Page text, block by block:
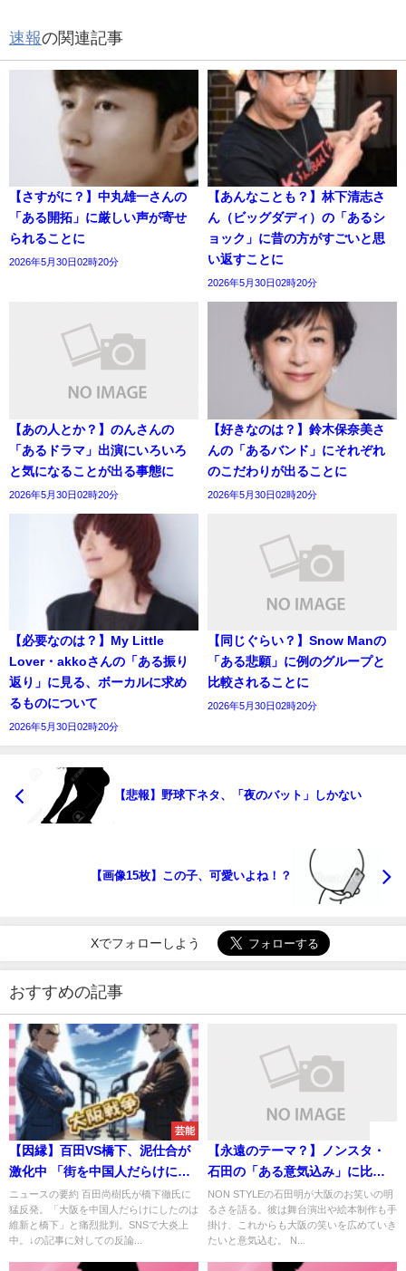
速報の関連記事
【さすがに？】中丸雄一さんの
「ある開拓」に厳しい声が寄せ
られることに
2026年5月30日02時20分
【あんなことも？】林下清志さ
ん（ビッグダディ）の「あるシ
ョック」に昔の方がすごいと思
い返すことに
2026年5月30日02時20分
【あの人とか？】のんさんの
「あるドラマ」出演にいろいろ
と気になることが出る事態に
2026年5月30日02時20分
【好きなのは？】鈴木保奈美さ
んの「あるバンド」にそれぞれ
のこだわりが出ることに
2026年5月30日02時20分
【必要なのは？】My Little
Lover・akkoさんの「ある振り
返り」に見る、ボーカルに求め
るものについて
2026年5月30日02時20分
【同じぐらい？】Snow Manの
「ある悲願」に例のグループと
比較されることに
2026年5月30日02時20分
【悲報】野球下ネタ、「夜のバット」しかない
【画像15枚】この子、可愛いよね！？
Xでフォローしよう
おすすめの記事
芸能
【因縁】百田VS橋下、泥仕合が
激化中 「街を中国人だらけにし
て、大阪を壊したのは維新とあ
んただよ」
ニュースの要約 百田尚樹氏が橋下徹氏に
猛反発。「大阪を中国人だらけにしたのは
維新と橋下」と痛烈批判。SNSで大炎上
中。↓の記事に対しての反論...
【永遠のテーマ？】ノンスタ・
石田の「ある意気込み」に比べ
られる事態に
NON STYLEの石田明が大阪のお笑いの明
るさを語る。彼は舞台演出や絵本制作も手
掛け、これからも大阪の笑いを広めていき
たいと意気込む。 N...